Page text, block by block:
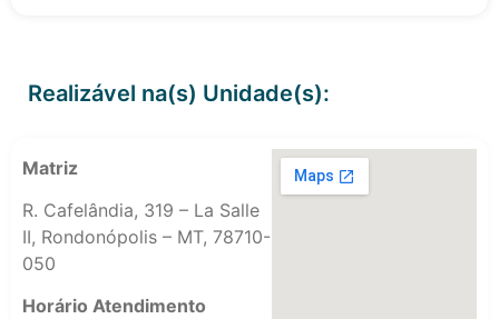
Realizável na(s) Unidade(s):
Matriz
R. Cafelândia, 319 – La Salle
II, Rondonópolis – MT, 78710-
050
Horário Atendimento